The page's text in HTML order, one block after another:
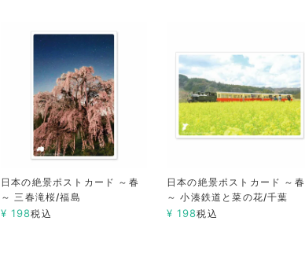
日本の絶景ポストカード ～春
～ 三春滝桜/福島
¥ 198税込
日本の絶景ポストカード ～春
～ 小湊鉄道と菜の花/千葉
¥ 198税込